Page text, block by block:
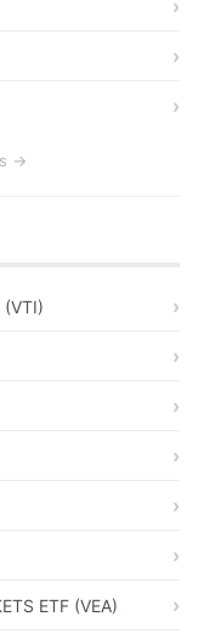
→
(VTI)
ETF (VEA)